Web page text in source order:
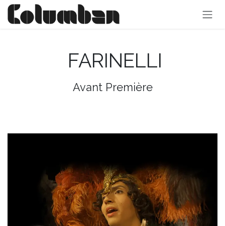
Se rendre au contenu
FARINELLI
Avant Première